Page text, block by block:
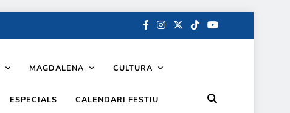
MAGDALENA CULTURA
ESPECIALS CALENDARI FESTIU